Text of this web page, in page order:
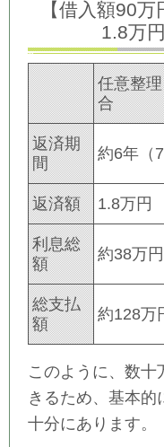
【借入額90
1.8万
任意整
合
返済期
間
約6年（
返済額 1.8万円
利息総
額
約38万円
総支払
額
約128万
このように、数
きるため、基本
十分にあります。